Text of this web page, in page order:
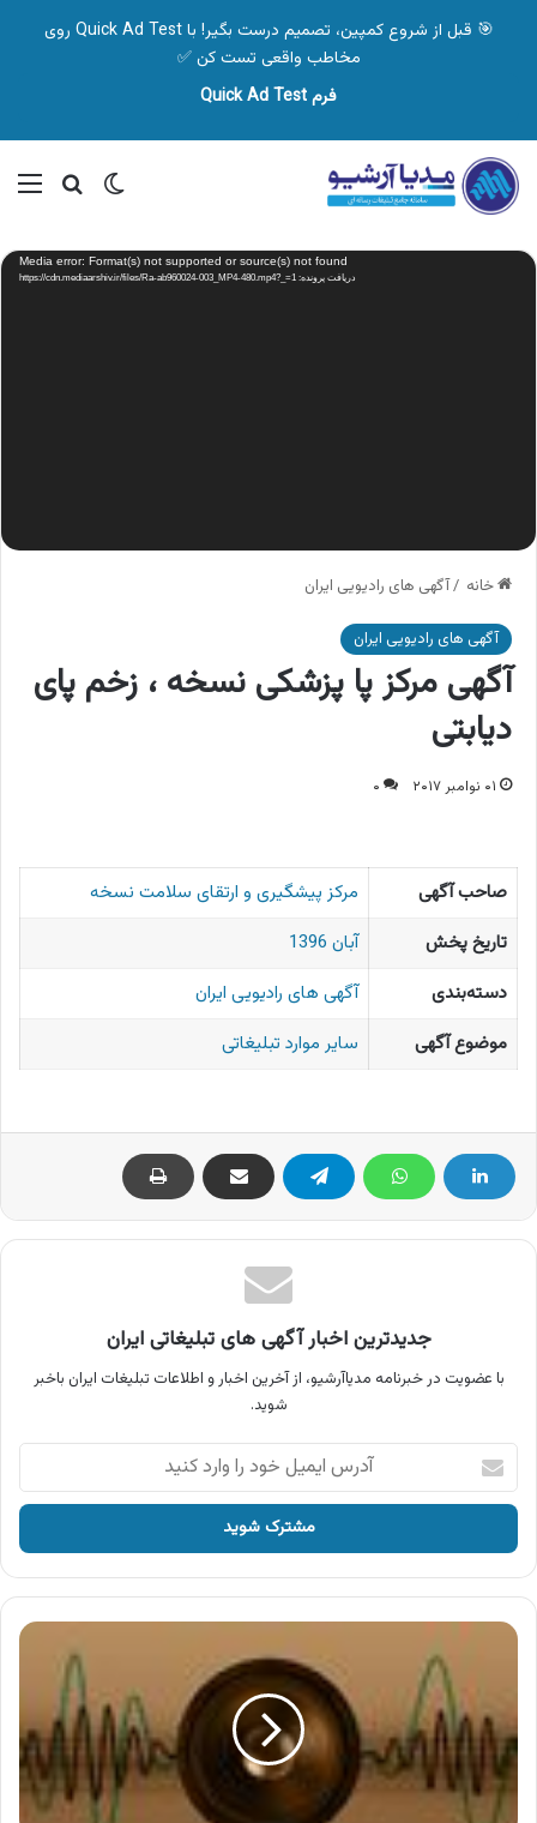
🎯 قبل از شروع کمپین، تصمیم درست بگیر! با Quick Ad Test روی
مخاطب واقعی تست کن ✅
فرم Quick Ad Test
تغییر پوسته
نمایشگر
ویدیو Media error: Format(s) not supported or source(s) not found
دریافت پرونده: https://cdn.mediaarshiv.ir/files/Ra-ab960024-003_MP4-480.mp4?_=1
خانه /آگهی های رادیویی ایران
آگهی های رادیویی ایران
آگهی مرکز پا پزشکی نسخه ، زخم پای
دیابتی
۰۱ نوامبر ۲۰۱۷ ۰
صاحب آگهی
مرکز پیشگیری و ارتقای سلامت نسخه
تاریخ پخش
آبان 1396
دسته‌بندی
آگهی های رادیویی ایران
موضوع آگهی
سایر موارد تبلیغاتی
جدیدترین اخبار آگهی های تبلیغاتی ایران
با عضویت در خبرنامه مدیاآرشیو، از آخرین اخبار و اطلاعات تبلیغات ایران باخبر
شوید.
آدرس
ایمیل
خود
وارد
کنید
آگهی
در
طعم
های
مختلف